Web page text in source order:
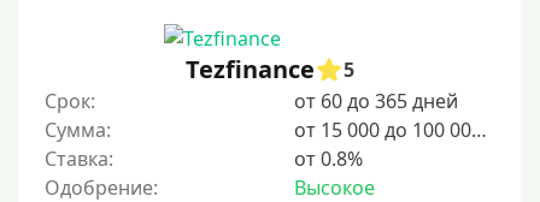
100 дней
4 месяца
5 месяцев
Tezfinance
5
Срок:
от 60 до 365 дней
Сумма:
от 15 000 до 100 000 ₽
Ставка:
от 0.8%
Одобрение:
Высокое